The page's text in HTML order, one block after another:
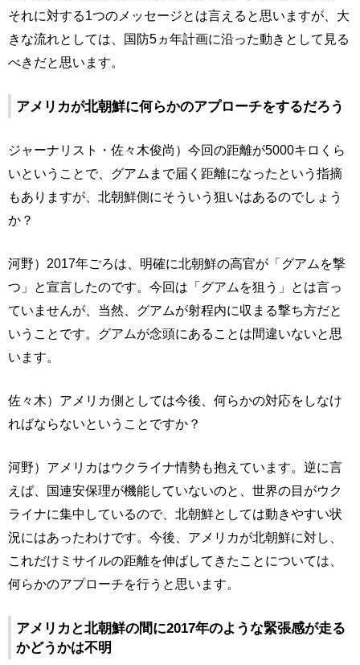
それに対する1つのメッセージとは言えると思いますが、大
きな流れとしては、国防5ヵ年計画に沿った動きとして見る
べきだと思います。
アメリカが北朝鮮に何らかのアプローチをするだろう
ジャーナリスト・佐々木俊尚）今回の距離が5000キロくら
いということで、グアムまで届く距離になったという指摘
もありますが、北朝鮮側にそういう狙いはあるのでしょう
か？
河野）2017年ごろは、明確に北朝鮮の高官が「グアムを撃
つ」と宣言したのです。今回は「グアムを狙う」とは言っ
ていませんが、当然、グアムが射程内に収まる撃ち方だと
いうことです。グアムが念頭にあることは間違いないと思
います。
佐々木）アメリカ側としては今後、何らかの対応をしなけ
ればならないということですか？
河野）アメリカはウクライナ情勢も抱えています。逆に言
えば、国連安保理が機能していないのと、世界の目がウク
ライナに集中しているので、北朝鮮としては動きやすい状
況にはあったわけです。今後、アメリカが北朝鮮に対し、
これだけミサイルの距離を伸ばしてきたことについては、
何らかのアプローチを行うと思います。
アメリカと北朝鮮の間に2017年のような緊張感が走る
かどうかは不明